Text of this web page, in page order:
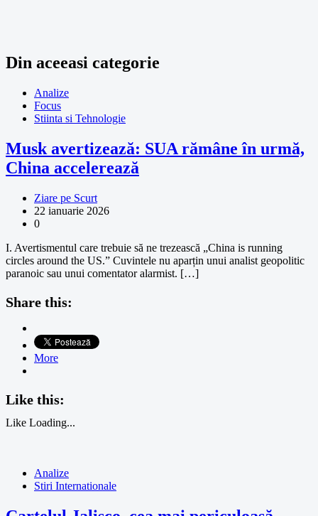
Din aceeasi categorie
Analize
Focus
Stiinta si Tehnologie
Musk avertizează: SUA rămâne în urmă,
China accelerează
Ziare pe Scurt
22 ianuarie 2026
0
I. Avertismentul care trebuie să ne trezească „China is running
circles around the US.” Cuvintele nu aparțin unui analist geopolitic
paranoic sau unui comentator alarmist. […]
Share this:
More
Like this:
Like Loading...
Analize
Stiri Internationale